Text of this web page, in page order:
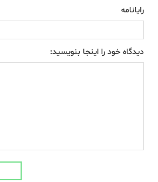
رایانامه
دیدگاه خود را اینجا بنویسید: